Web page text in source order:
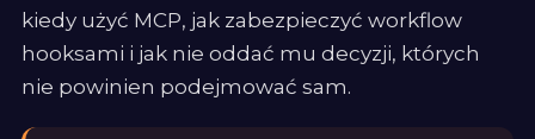
kiedy użyć MCP, jak zabezpieczyć workflow
hooksami i jak nie oddać mu decyzji, których
nie powinien podejmować sam.